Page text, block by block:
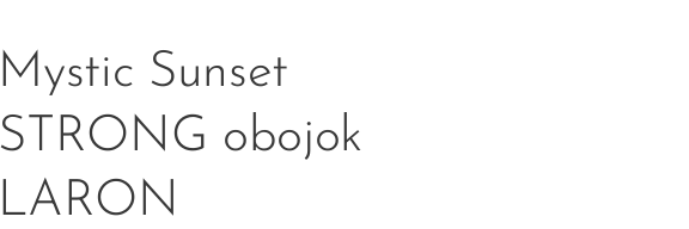
Mystic Sunset
STRONG obojok
LARON